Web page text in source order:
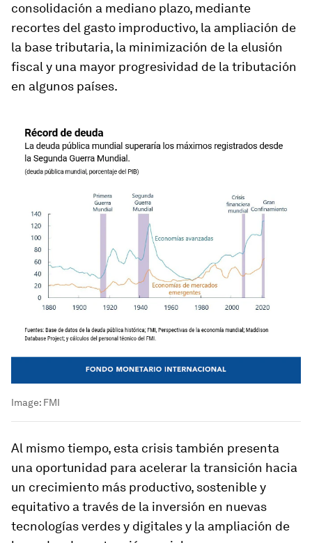
consolidación a mediano plazo, mediante
recortes del gasto improductivo, la ampliación de
la base tributaria, la minimización de la elusión
fiscal y una mayor progresividad de la tributación
en algunos países.
Image: FMI
Al mismo tiempo, esta crisis también presenta
una oportunidad para acelerar la transición hacia
un crecimiento más productivo, sostenible y
equitativo a través de la inversión en nuevas
tecnologías verdes y digitales y la ampliación de